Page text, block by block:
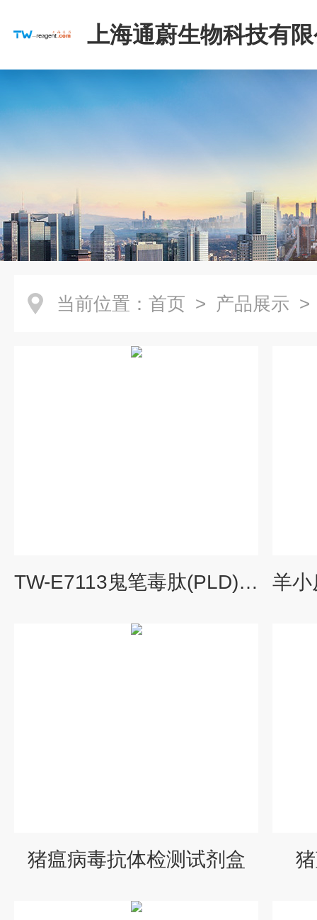
上海通蔚生物科技有
当前位置： 首页 > 产品展示
TW-E7113鬼笔毒肽(PLD)ELISA试剂盒
猪瘟病毒抗体检测试剂盒